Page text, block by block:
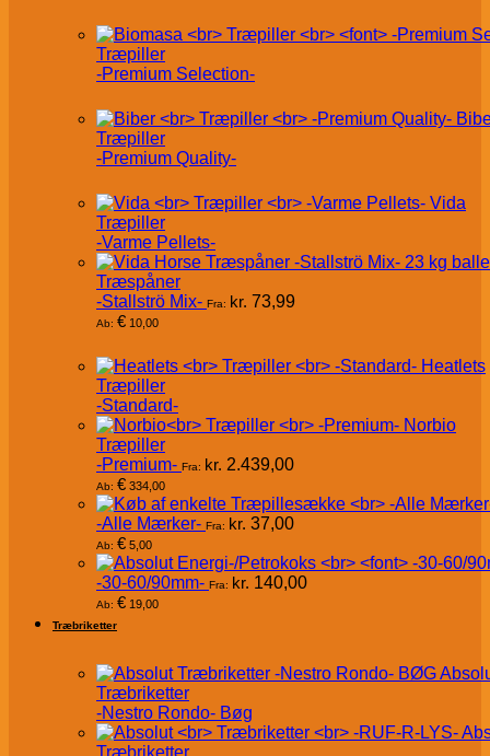
Træpiller
-Premium Selection-
Træpiller
-Premium Quality-
Vida
Træpiller
-Varme Pellets-
Træspåner
-Stallströ Mix- Fra: kr. 73,99
Ab: € 10,00
Heatlets
Træpiller
-Standard-
Norbio
Træpiller
-Premium- Fra: kr. 2.439,00
Ab: € 334,00
-Alle Mærker- Fra: kr. 37,00
Ab: € 5,00
-30-60/90mm- Fra: kr. 140,00
Ab: € 19,00
Træbriketter
Træbriketter
-Nestro Rondo- Bøg
Træbriketter